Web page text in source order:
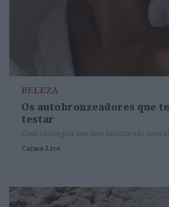
BELEZA
Os autobronzeadores que
testar
Com conseguir um tom bronzeado sem
Carmo Lico